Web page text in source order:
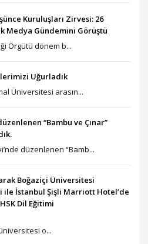
Kuruluşları Zirvesi: 26
Medya Gündemini Görüştü
Örgütü dönem b...
Uğurladık
Üniversitesi arasın...
“Bambu ve Çınar”
düzenlenen “Bamb...
Boğaziçi Üniversitesi
ile İstanbul Şişli Marriott Hotel’de
Dil Eğitimi
o...